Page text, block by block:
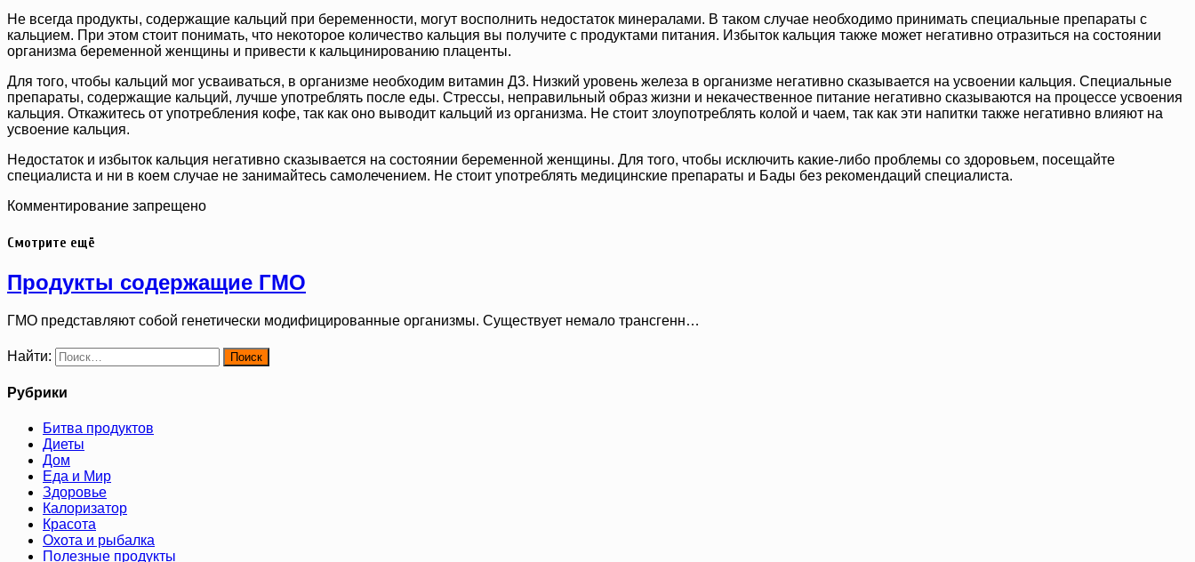
Не всегда продукты, содержащие кальций при беременности, могут восполнить недостаток минералами. В таком случае необходимо принимать специальные препараты с
кальцием. При этом стоит понимать, что некоторое количество кальция вы получите с продуктами питания. Избыток кальция также может негативно отразиться на состоянии
организма беременной женщины и привести к кальцинированию плаценты.
Для того, чтобы кальций мог усваиваться, в организме необходим витамин Д3. Низкий уровень железа в организме негативно сказывается на усвоении кальция. Специальные
препараты, содержащие кальций, лучше употреблять после еды. Стрессы, неправильный образ жизни и некачественное питание негативно сказываются на процессе усвоения
кальция. Откажитесь от употребления кофе, так как оно выводит кальций из организма. Не стоит злоупотреблять колой и чаем, так как эти напитки также негативно влияют на
усвоение кальция.
Недостаток и избыток кальция негативно сказывается на состоянии беременной женщины. Для того, чтобы исключить какие-либо проблемы со здоровьем, посещайте
специалиста и ни в коем случае не занимайтесь самолечением. Не стоит употреблять медицинские препараты и Бады без рекомендаций специалиста.
Комментирование запрещено
Смотрите ещё
Продукты содержащие ГМО
ГМО представляют собой генетически модифицированные организмы. Существует немало трансгенн…
Найти:
Рубрики
Битва продуктов
Диеты
Дом
Еда и Мир
Здоровье
Калоризатор
Красота
Охота и рыбалка
Полезные продукты